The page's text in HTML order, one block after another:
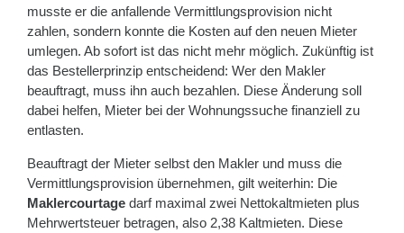
musste er die anfallende Vermittlungsprovision nicht
zahlen, sondern konnte die Kosten auf den neuen Mieter
umlegen. Ab sofort ist das nicht mehr möglich. Zukünftig ist
das Bestellerprinzip entscheidend: Wer den Makler
beauftragt, muss ihn auch bezahlen. Diese Änderung soll
dabei helfen, Mieter bei der Wohnungssuche finanziell zu
entlasten.
Beauftragt der Mieter selbst den Makler und muss die
Vermittlungsprovision übernehmen, gilt weiterhin: Die
Maklercourtage darf maximal zwei Nettokaltmieten plus
Mehrwertsteuer betragen, also 2,38 Kaltmieten. Diese